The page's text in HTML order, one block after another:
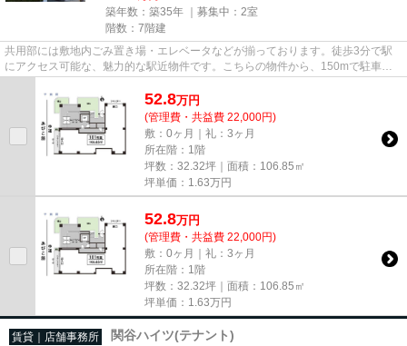
築年数：築35年 ｜募集中： 2室
階数：7階建
共用部には敷地内ごみ置き場・エレベータなどが揃っております。徒歩3分で駅
にアクセス可能な、魅力的な駅近物件です。こちらの物件から、150mで駐車場
です。2駅利用可能な物件で移動...
52.8万円
(管理費・共益費 22,000円)
敷：0ヶ月｜礼：3ヶ月
所在階：1階
坪数：32.32坪｜面積：106.85㎡
坪単価： 1.63万円
52.8万円
(管理費・共益費 22,000円)
敷：0ヶ月｜礼：3ヶ月
所在階：1階
坪数：32.32坪｜面積：106.85㎡
坪単価： 1.63万円
賃貸｜店舗事務所 関谷ハイツ(テナント)